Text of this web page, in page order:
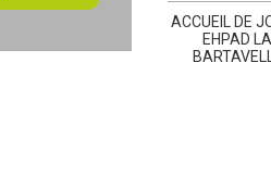
ACCUEIL DE
EHPAD